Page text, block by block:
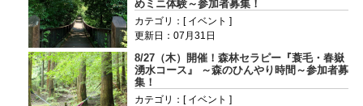
めミニ体験～参加者募集！
カテゴリ：[ イベント ]
更新日：07月31日
8/27（木）開催！森林セラピー『蓑毛・春嶽
湧水コース』 ～森のひんやり時間～参加者募
集！
カテゴリ：[ イベント ]